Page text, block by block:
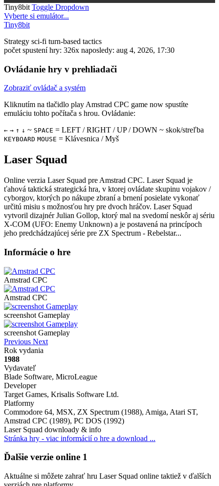
Tiny8bit Toggle Dropdown
Vyberte si emulátor...
Tiny8bit
Strategy sci-fi turn-based tactics
počet spustení hry: 326x naposledy: aug 4, 2026, 17:30
Ovládanie hry v prehliadači
Zobraziť ovládač a systém
Kliknutím na tlačidlo play Amstrad CPC game now spustíte
emuláciu tohto počítača s hrou. Ovládanie:
← → ↑ ↓ ~ SPACE = LEFT / RIGHT / UP / DOWN ~ skok/streľba
KEYBOARD MOUSE = Klávesnica / Myš
Laser Squad
Online verzia Laser Squad pre Amstrad CPC. Laser Squad je
ťahová taktická strategická hra, v ktorej ovládate skupinu vojakov /
cyborgov, ktorých po nákupe zbraní a brnení posielate vykonať
určitú misiu s možnosťou hry pre dvoch hráčov. Laser Squad
vytvoril dizajnér Julian Gollop, ktorý mal na svedomí neskôr aj sériu
X-COM (UFO: Enemy Unknown) a je postavená na princípoch
jeho predchádzajúcej série pre ZX Spectrum - Rebelstar...
Informácie o hre
Amstrad CPC
Amstrad CPC
screenshot Gameplay
screenshot Gameplay
Previous Next
Rok vydania
1988
Vydavateľ
Blade Software, MicroLeague
Developer
Target Games, Krisalis Software Ltd.
Platformy
Commodore 64, MSX, ZX Spectrum (1988), Amiga, Atari ST,
Amstrad CPC (1989), PC DOS (1992)
Laser Squad downloady & info
Stránka hry - viac informácií o hre a download ...
Ďalšie verzie online 1
Aktuálne si môžete zahrať hru Laser Squad online taktiež v ďalších